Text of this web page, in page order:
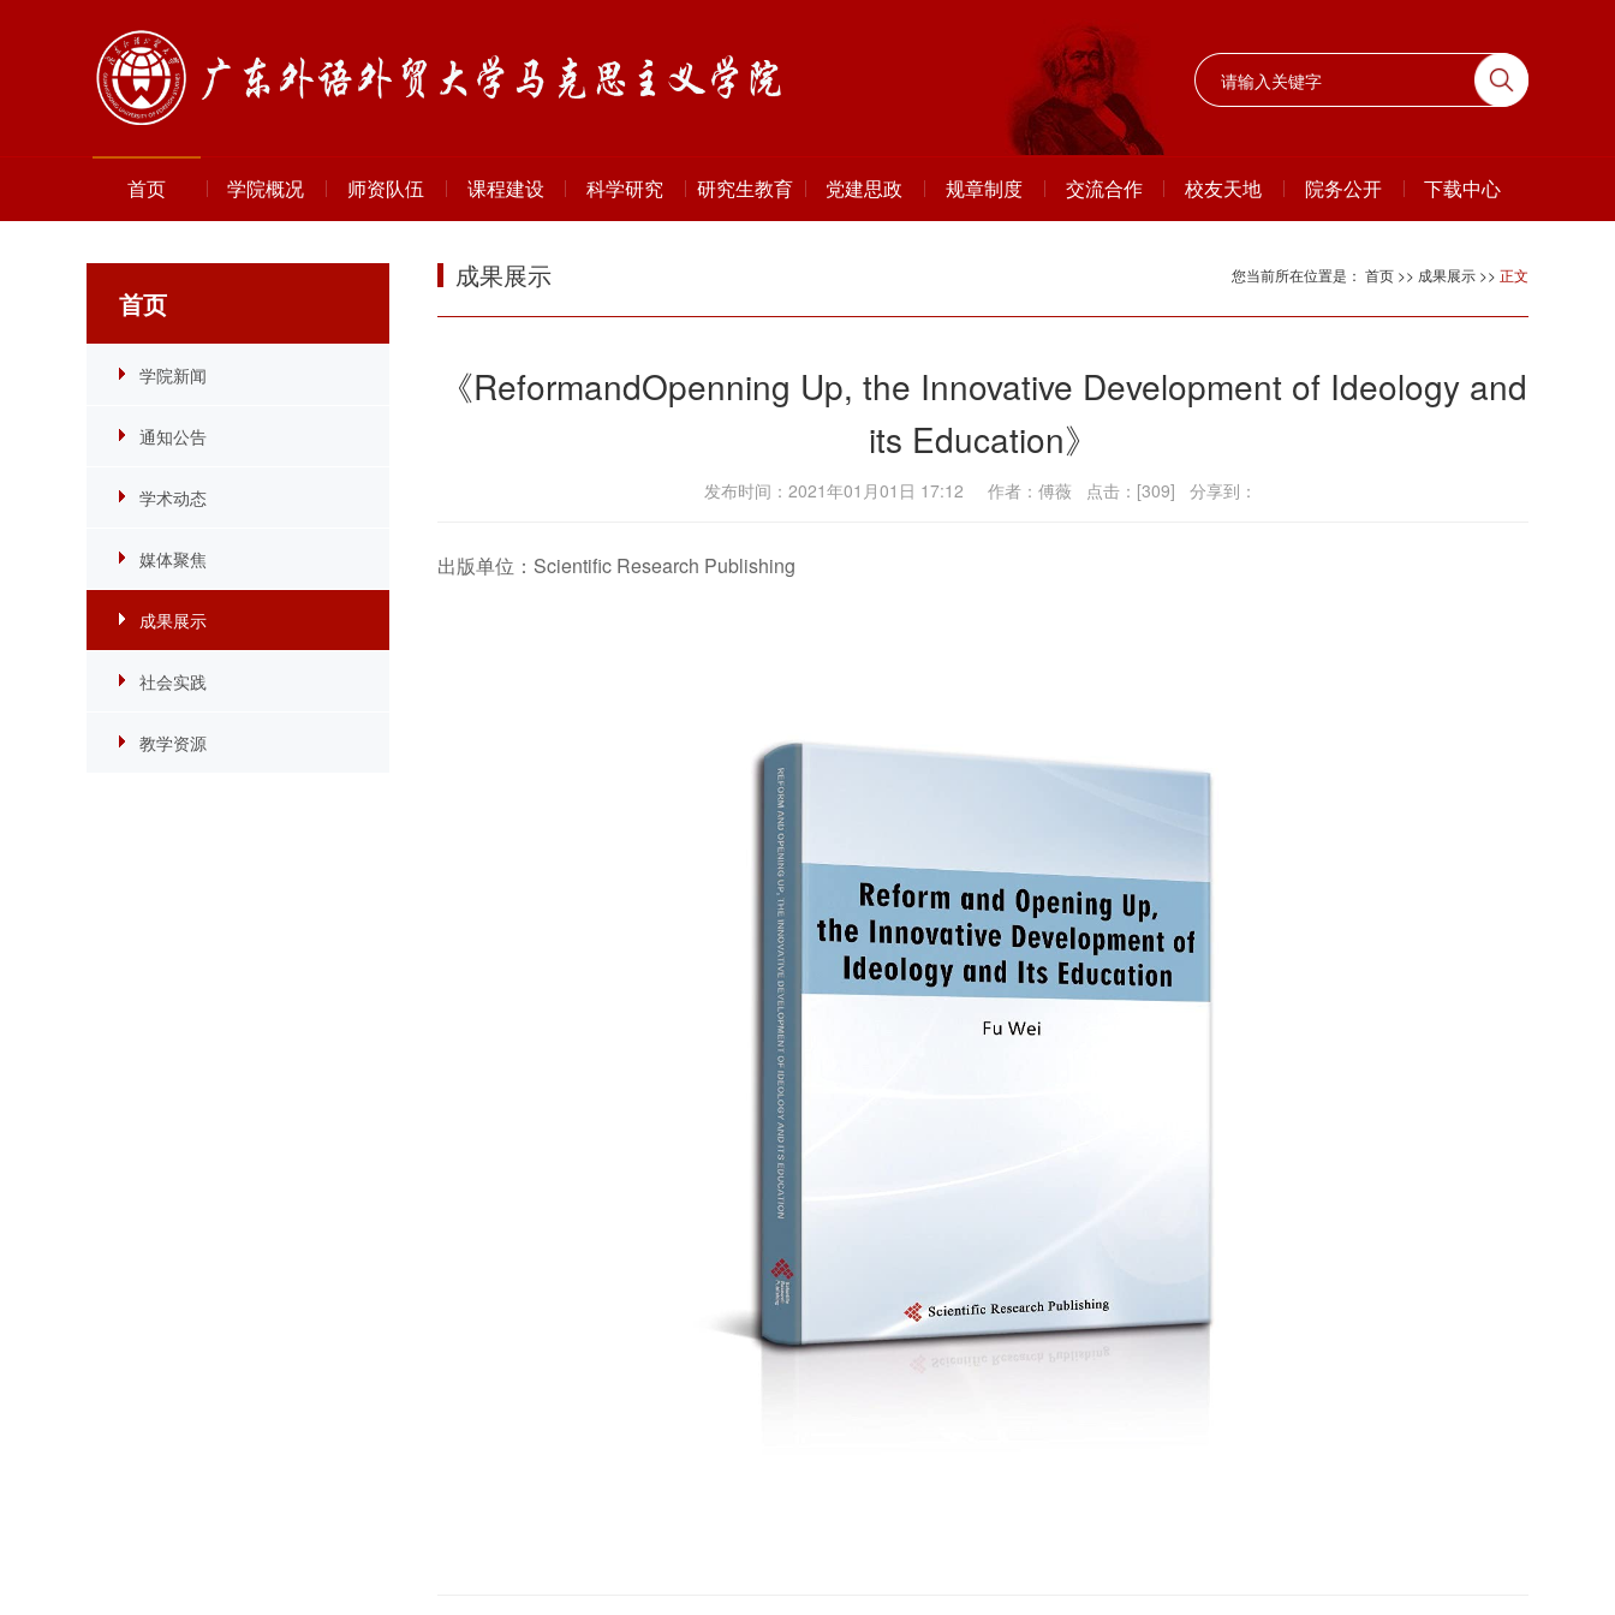
首页 学院概况 师资队伍 课程建设 科学研究 研究生教育 党建思政 规章制度 交流合作 校友天地 院务公开 下载中心
首页
学院新闻
通知公告
学术动态
媒体聚焦
成果展示
社会实践
教学资源
成果展示 您当前所在位置是： 首页 >> 成果展示 >> 正文
《ReformandOpenning Up, the Innovative Development of Ideology and
its Education》
发布时间：2021年01月01日 17:12 作者：傅薇 点击：[309] 分享到：
出版单位： Scientific Research Publishing